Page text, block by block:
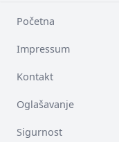
Početna
Impressum
Kontakt
Oglašavanje
Sigurnost